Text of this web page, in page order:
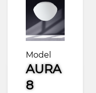
Model
AURA
8